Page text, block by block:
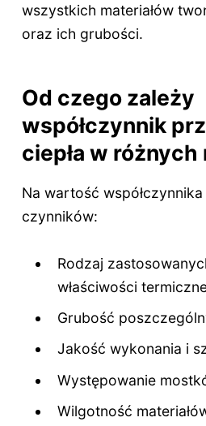
wszystkich materiałów
oraz ich grubości.
Od czego zależy
współczynnik
ciepła w różnych
Na wartość współczynnika
czynników:
Rodzaj
właściwości
Grubość
Jakość wykonania i
Występowanie
Wilgotność